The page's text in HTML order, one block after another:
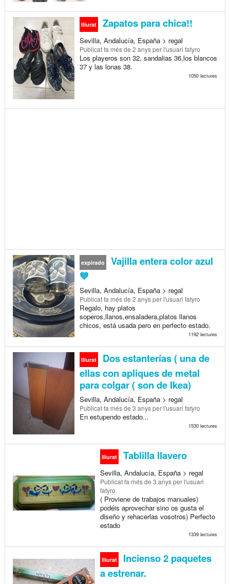
lliurat Zapatos para chica!!
Sevilla, Andalucía, España > regal
Publicatfa més de 2 anysper l'usuari fatyro
Los playeros son 32, sandalias 36,los blancos
37 y las lonas 38.
1050 lectures
expirado
Vajilla entera color azul
💙
Sevilla, Andalucía, España > regal
Publicatfa més de 2 anysper l'usuari fatyro
Regalo, hay platos
soperos,llanos,ensaladera,platos llanos
chicos, está usada pero en perfecto estado.
1192 lectures
lliurat
Dos estanterías ( una de
ellas con apliques de metal
para colgar ( son de Ikea)
Sevilla, Andalucía, España > regal
Publicatfa més de 3 anysper l'usuari fatyro
En estupendo estado...
1530 lectures
lliurat Tablilla llavero
Sevilla, Andalucía, España > regal
Publicatfa més de 3 anysper l'usuari
fatyro
( Proviene de trabajos manuales)
podéis aprovechar sino os gusta el
diseño y rehacerlas vosotros) Perfecto
estado
1339 lectures
lliurat
Incienso 2 paquetes
a estrenar.